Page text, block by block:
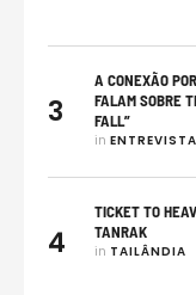
3
A CONEXÃO
FALAM SOBRE
FALL”
in
4
TICKET TO
TANRAK
in TAILÂNDIA